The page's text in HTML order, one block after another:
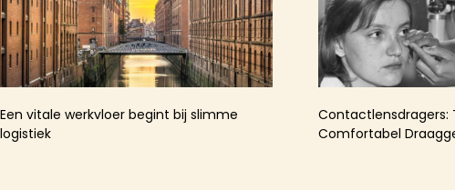
Een vitale werkvloer begint bij slimme
logistiek
Contactlensdragers:
Comfortabel